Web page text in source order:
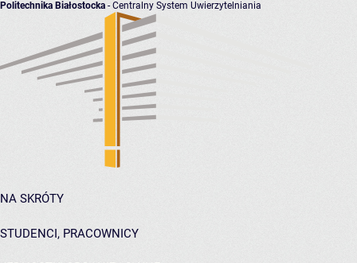
Politechnika Białostocka - Centralny System Uwierzytelniania
NA SKRÓTY
STUDENCI, PRACOWNICY